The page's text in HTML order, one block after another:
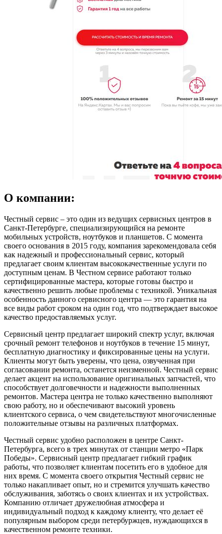
О компании:
Честный сервис – это один из ведущих сервисных центров в
Санкт-Петербурге, специализирующийся на ремонте
мобильных устройств, ноутбуков и планшетов. С момента
своего основания в 2015 году, компания зарекомендовала себя
как надежный и профессиональный сервис, который
предлагает своим клиентам высококачественные услуги по
доступным ценам. В Честном сервисе работают только
сертифицированные мастера, которые готовы быстро и
качественно решить любые проблемы с техникой. Уникальная
особенность данного сервисного центра — это гарантия на
все виды работ сроком на один год, что подтверждает высокое
качество предоставляемых услуг.
Сервисный центр предлагает широкий спектр услуг, включая
срочный ремонт телефонов и ноутбуков в течение 15 минут,
бесплатную диагностику и фиксированные цены на услуги.
Клиенты могут быть уверены, что цена, озвученная при
согласовании ремонта, останется неизменной. Честный сервис
делает акцент на использование оригинальных запчастей, что
способствует долговечности и надежности выполненных
ремонтов. Мастера центра не только качественно выполняют
свою работу, но и обеспечивают высокий уровень
клиентского сервиса, о чем свидетельствуют многочисленные
положительные отзывы на различных платформах.
Честный сервис удобно расположен в центре Санкт-
Петербурга, всего в трех минутах от станции метро «Парк
Победы». Сервисный центр предлагает гибкий график
работы, что позволяет клиентам посетить его в удобное для
них время. С момента своего открытия Честный сервис не
только накапливает опыт, но и стремится улучшать качество
обслуживания, заботясь о своих клиентах и их устройствах.
Компанию отличает дружелюбная атмосфера и
индивидуальный подход к каждому клиенту, что делает её
популярным выбором среди петербуржцев, нуждающихся в
качественном ремонте техники.